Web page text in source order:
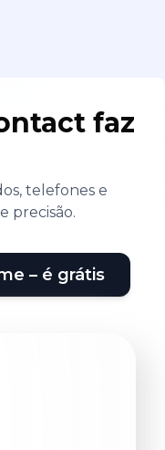
faz
telefones e
precisão.
– é grátis